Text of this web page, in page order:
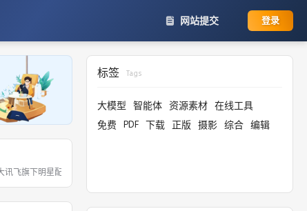
网站提交 登录
白音色、19 种 AI 对白音色及智能剪辑、文章转语音等功能，助力有声创作者高
讯飞旗下明星配音产品品牌，提供合成配音软件、真人配音、童声配音、广告宣
标签 Tags
大模型 智能体 资源素材 在线工具
免费 PDF 下载 正版 摄影 综合 编辑